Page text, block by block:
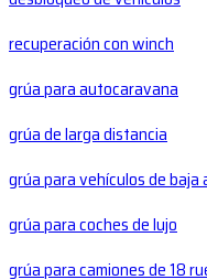
recuperación con winch
grúa para autocaravana
grúa de larga distancia
grúa para vehículos de baja
grúa para coches de lujo
grúa para camiones de 18